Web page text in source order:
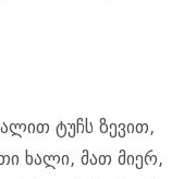
ტუჩს ზევით,
ხალი, მათ მიერ,